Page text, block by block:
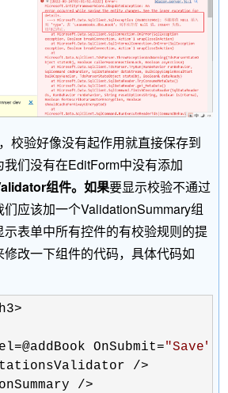
验好像没有起作用就直接保存到
们没有在EditForm中没有添加
组件。如果要显示校验不通过
应该加一个ValidationSummary组
表单中所有控件的有校验规则的提
改一下组件的代码，具体代码如
OnSubmit="Save"
/>
/>